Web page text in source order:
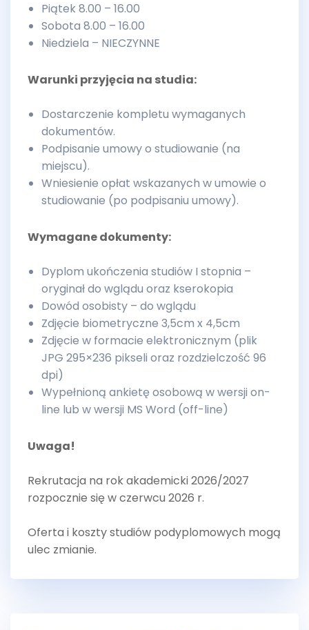
Piątek 8.00 – 16.00
Sobota 8.00 – 16.00
Niedziela – NIECZYNNE
Warunki przyjęcia na studia:
Dostarczenie kompletu wymaganych
dokumentów.
Podpisanie umowy o studiowanie (na
miejscu).
Wniesienie opłat wskazanych w umowie o
studiowanie (po podpisaniu umowy).
Wymagane dokumenty:
Dyplom ukończenia studiów I stopnia –
oryginał do wglądu oraz kserokopia
Dowód osobisty – do wglądu
Zdjęcie biometryczne 3,5cm x 4,5cm
Zdjęcie w formacie elektronicznym (plik
JPG 295×236 pikseli oraz rozdzielczość 96
dpi)
Wypełnioną ankietę osobową w wersji on-
line lub w wersji MS Word (off-line)
Uwaga!
Rekrutacja na rok akademicki 2026/2027
rozpocznie się w czerwcu 2026 r.
Oferta i koszty studiów podyplomowych mogą
ulec zmianie.